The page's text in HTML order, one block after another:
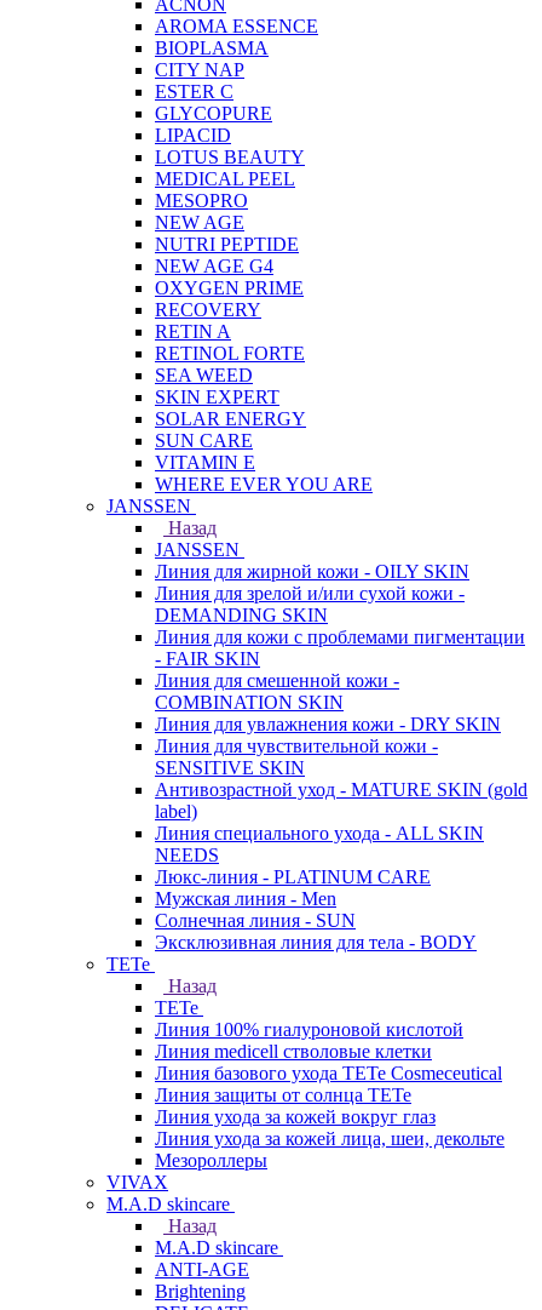
ACNON
AROMA ESSENCE
BIOPLASMA
CITY NAP
ESTER C
GLYCOPURE
LIPACID
LOTUS BEAUTY
MEDICAL PEEL
MESOPRO
NEW AGE
NUTRI PEPTIDE
NEW AGE G4
OXYGEN PRIME
RECOVERY
RETIN A
RETINOL FORTE
SEA WEED
SKIN EXPERT
SOLAR ENERGY
SUN CARE
VITAMIN E
WHERE EVER YOU ARE
JANSSEN
Назад
JANSSEN
Линия для жирной кожи - OILY SKIN
Линия для зрелой и/или сухой кожи -
DEMANDING SKIN
Линия для кожи с проблемами пигментации
- FAIR SKIN
Линия для смешенной кожи -
COMBINATION SKIN
Линия для увлажнения кожи - DRY SKIN
Линия для чувствительной кожи -
SENSITIVE SKIN
Антивозрастной уход - MATURE SKIN (gold
label)
Линия специального ухода - ALL SKIN
NEEDS
Люкс-линия - PLATINUM CARE
Мужская линия - Men
Солнечная линия - SUN
Эксклюзивная линия для тела - BODY
TETe
Назад
TETe
Линия 100% гиалуроновой кислотой
Линия medicell стволовые клетки
Линия базового ухода TETe Cosmeceutical
Линия защиты от солнца TETe
Линия ухода за кожей вокруг глаз
Линия ухода за кожей лица, шеи, декольте
Мезороллеры
VIVAX
M.A.D skincare
Назад
M.A.D skincare
ANTI-AGE
Brightening